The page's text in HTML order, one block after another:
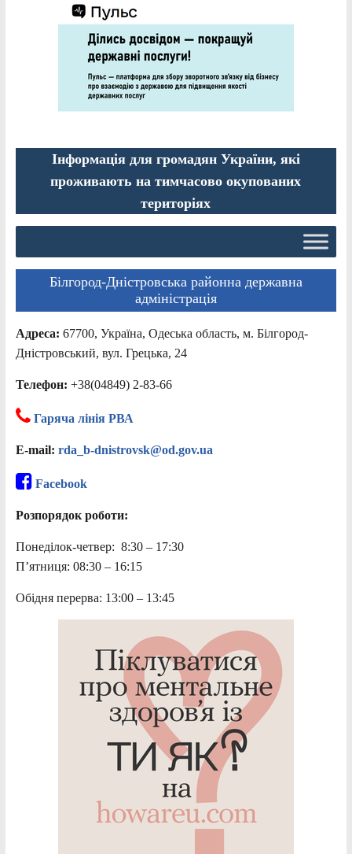
Інформація для громадян України, які
проживають на тимчасово окупованих
територіях
Білгород-Дністровська районна державна
адміністрація
Адреса: 67700, Україна, Одеська область, м. Білгород-
Дністровський, вул. Грецька, 24
Телефон: +38(04849) 2-83-66
Гаряча лінія РВА
E-mail: rda_b-dnistrovsk@od.gov.ua
Facebook
Розпорядок роботи:
Понеділок-четвер: 8:30 – 17:30
П’ятниця: 08:30 – 16:15
Обідня перерва: 13:00 – 13:45